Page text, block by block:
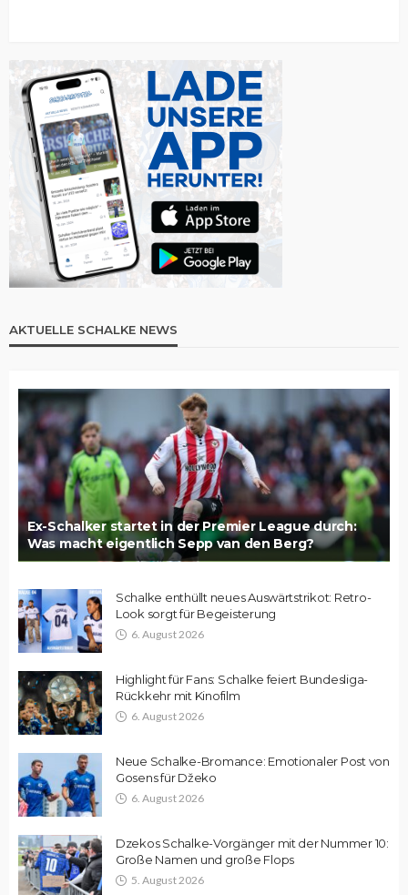
AKTUELLE SCHALKE NEWS
Ex-Schalker startet in der Premier League durch:
Was macht eigentlich Sepp van den Berg?
Schalke enthüllt neues Auswärtstrikot: Retro-
Look sorgt für Begeisterung
6. August 2026
Highlight für Fans: Schalke feiert Bundesliga-
Rückkehr mit Kinofilm
6. August 2026
Neue Schalke-Bromance: Emotionaler Post von
Gosens für Džeko
6. August 2026
Dzekos Schalke-Vorgänger mit der Nummer 10:
Große Namen und große Flops
5. August 2026